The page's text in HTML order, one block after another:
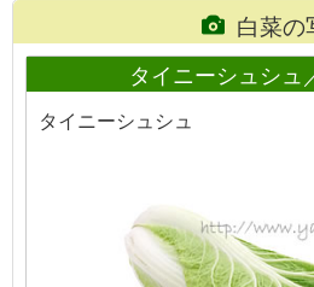
白菜の
タイニーシュシュ
タイニーシュシュ